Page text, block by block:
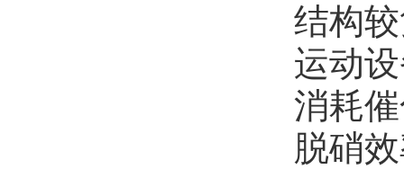
结构
运动
消耗
脱硝